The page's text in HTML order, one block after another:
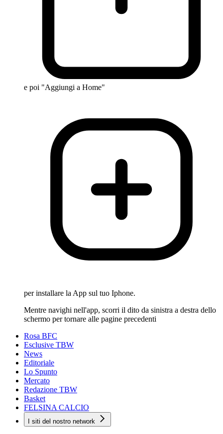
e poi "Aggiungi a Home"
per installare la App sul tuo Iphone.
Mentre navighi nell'app, scorri il dito da sinistra a destra dello
schermo per tornare alle pagine precedenti
Rosa BFC
Esclusive TBW
News
Editoriale
Lo Spunto
Mercato
Redazione TBW
Basket
FELSINA CALCIO
I siti del nostro network